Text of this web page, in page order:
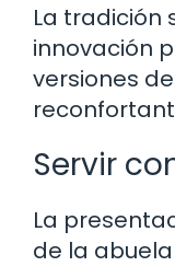
La tradición
innovación
versiones
Servir
La
de la